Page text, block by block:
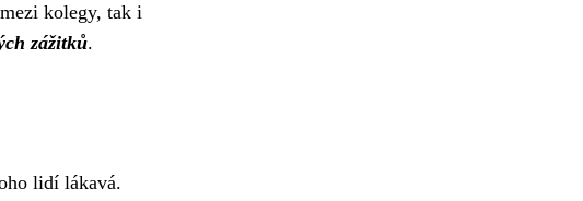
kolegy, tak i
zážitků.
lidí lákavá.